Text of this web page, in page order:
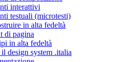
interattivi
testuali (microtesti)
in alta fedeltà
di pagina
in alta fedeltà
design system .italia